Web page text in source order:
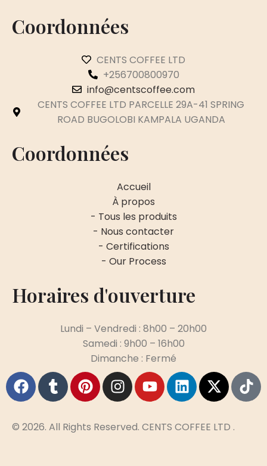
Coordonnées
CENTS COFFEE LTD
+256700800970
info@centscoffee.com
CENTS COFFEE LTD PARCELLE 29A-41 SPRING
ROAD BUGOLOBI KAMPALA UGANDA
Coordonnées
Accueil
À propos
- Tous les produits
- Nous contacter
- Certifications
- Our Process
Horaires d'ouverture
Lundi – Vendredi : 8h00 – 20h00
Samedi : 9h00 – 16h00
Dimanche : Fermé
© 2026. All Rights Reserved. CENTS COFFEE LTD .